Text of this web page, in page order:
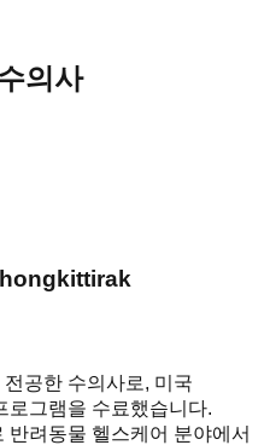
의사
공한 수의사로, 미국
로그램을 수료했습니다.
려동물 헬스케어 분야에서